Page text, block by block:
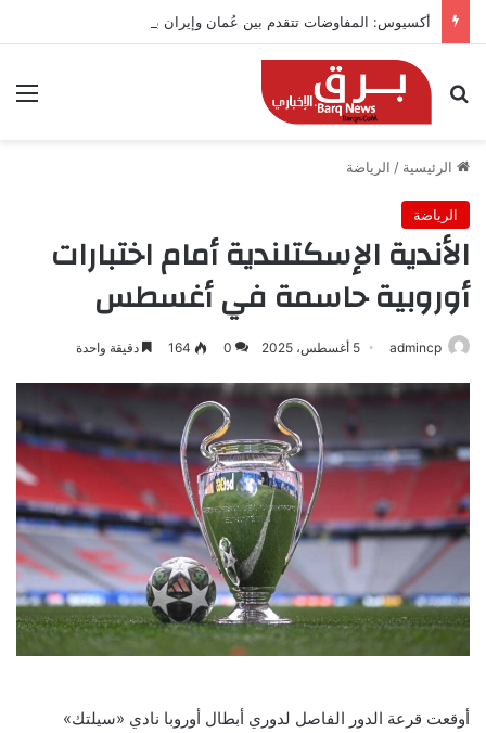
أكسيوس: المفاوضات تتقدم بين عُمان وإيران بشأن هرمز
بحث عن
الرئيسية / الرياضة
الرياضة
الأندية الإسكتلندية أمام اختبارات
أوروبية حاسمة في أغسطس
admincp 5 أغسطس، 2025 0
164 دقيقة واحدة
أوقعت قرعة الدور الفاصل لدوري أبطال أوروبا نادي «سيلتك»